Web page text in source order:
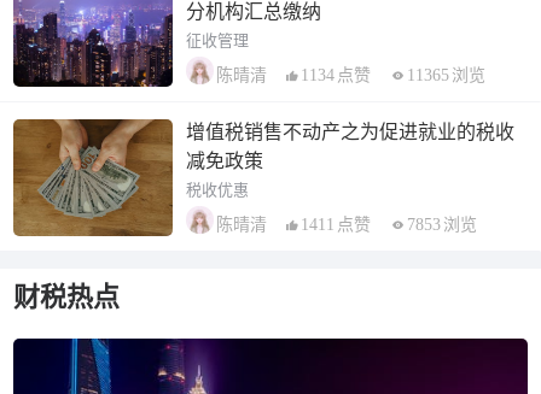
分机构汇总缴纳
征收管理
陈晴清
1134 点赞 11365 浏览
增值税销售不动产之为促进就业的税收
减免政策
税收优惠
陈晴清
1411 点赞 7853 浏览
财税热点